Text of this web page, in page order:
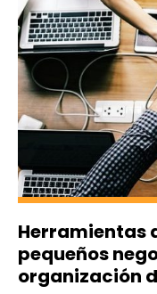
Herramientas
pequeños
organización